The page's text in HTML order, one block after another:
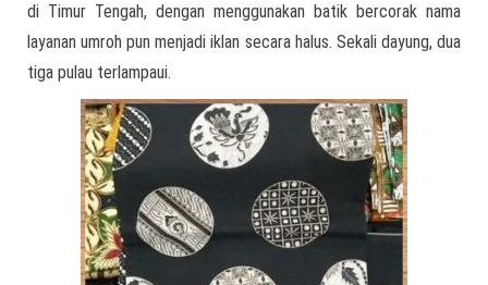
di Timur Tengah, dengan menggunakan batik bercorak nama
layanan umroh pun menjadi iklan secara halus. Sekali dayung, dua
tiga pulau terlampaui.